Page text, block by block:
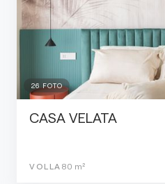
26 FOTO
CASA VELATA
VOLLA 80 m²